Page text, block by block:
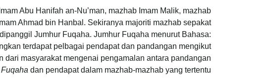
Abu Hanifah an-Nu’man, mazhab Imam Malik, mazhab
Ahmad bin Hanbal. Sekiranya majoriti mazhab sepakat
Jumhur Fuqaha. Jumhur Fuqaha menurut Bahasa:
terdapat pelbagai pendapat dan pandangan mengikut
masyarakat mengenai pengamalan antara pandangan
dan pendapat dalam mazhab-mazhab yang tertentu.